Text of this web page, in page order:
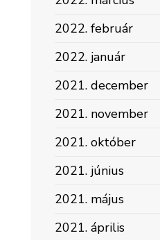
2022. február
2022. január
2021. december
2021. november
2021. október
2021. június
2021. május
2021. április